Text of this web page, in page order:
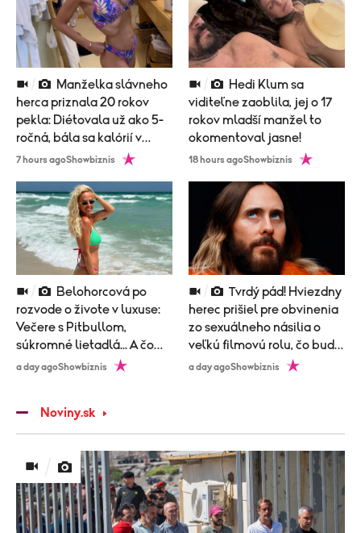
herca priznala 20 rokov
pekla: Diétovala už ako 5-
ročná, bála sa kalórií v
zubnej paste!
7 hours agoShowbiznis
viditeľne zaoblila, jej o 17
rokov mladší manžel to
okomentoval jasne!
18 hours agoShowbiznis
rozvode o živote v luxuse:
Večere s Pitbullom,
súkromné lietadlá... A čo
nová láska?
a day agoShowbiznis
herec prišiel pre obvinenia
zo sexuálneho násilia o
veľkú filmovú rolu, čo bude
nasledovať?
a day agoShowbiznis
Noviny.sk